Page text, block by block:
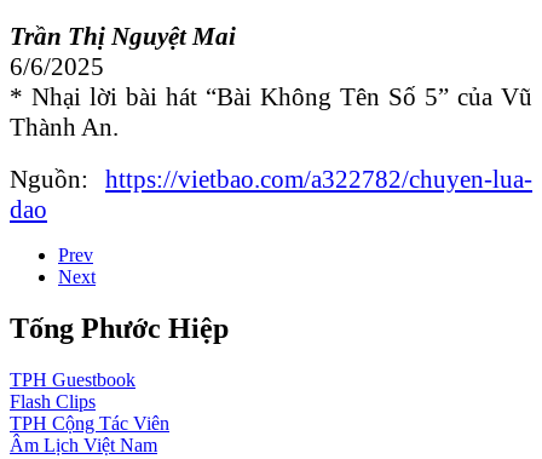
Trần Thị Nguyệt Mai
6/6/2025
* Nhại lời bài hát “Bài Không Tên Số 5” của Vũ
Thành An.
Nguồn: https://vietbao.com/a322782/chuyen-lua-
dao
Prev
Next
Tống Phước Hiệp
TPH Guestbook
Flash Clips
TPH Cộng Tác Viên
Âm Lịch Việt Nam